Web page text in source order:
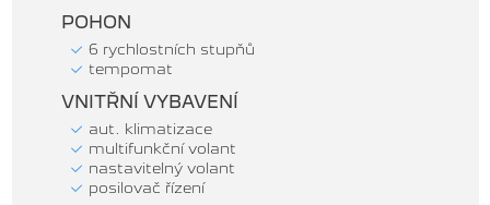
POHON
6 rychlostních stupňů
tempomat
VNITŘNÍ VYBAVENÍ
aut. klimatizace
multifunkční volant
nastavitelný volant
posilovač řízení